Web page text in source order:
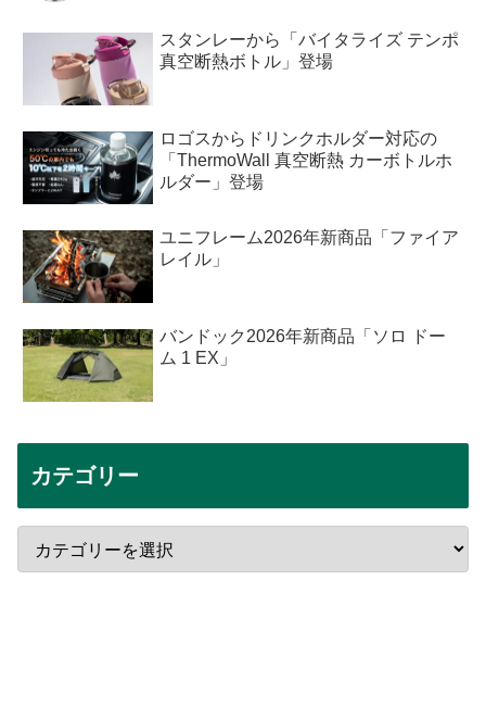
スタンレーから「バイタライズ テンポ
真空断熱ボトル」登場
ロゴスからドリンクホルダー対応の
「ThermoWall 真空断熱 カーボトルホ
ルダー」登場
ユニフレーム2026年新商品「ファイア
レイル」
バンドック2026年新商品「ソロ ドー
ム 1 EX」
カテゴリー